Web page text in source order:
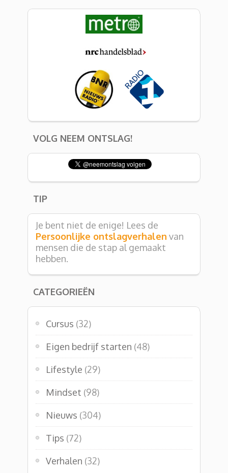
VOLG NEEM ONTSLAG!
TIP
Je bent niet de enige! Lees de
Persoonlijke ontslagverhalen van
mensen die de stap al gemaakt
hebben.
CATEGORIEËN
Cursus (32)
Eigen bedrijf starten (48)
Lifestyle (29)
Mindset (98)
Nieuws (304)
Tips (72)
Verhalen (32)